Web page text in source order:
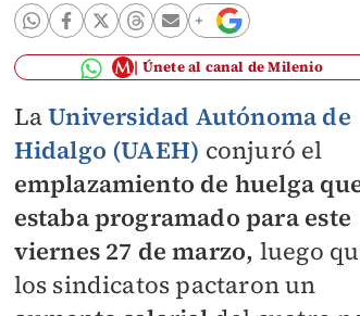
Únete al canal de Milenio
LaUniversidad Autónoma de
Hidalgo (UAEH) conjuró el
emplazamiento de huelga
estaba programado para este
viernes 27 de marzo, luego
los sindicatos pactaron un